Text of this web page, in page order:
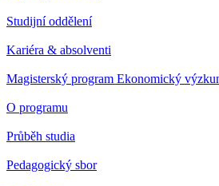
Studijní oddělení
Kariéra & absolventi
Magisterský program Ekonomický
O programu
Průběh studia
Pedagogický sbor